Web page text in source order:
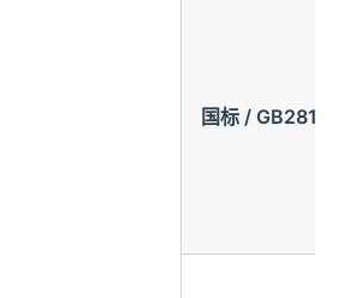
国标 / GB28181